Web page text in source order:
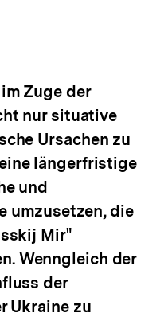
Zuge der
nur situative
Ursachen zu
längerfristige
und
umzusetzen, die
Mir"
Wenngleich der
der
Ukraine zu